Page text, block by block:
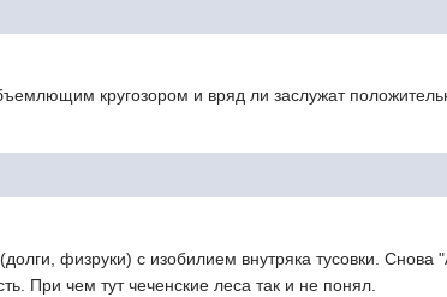
кругозором и вряд ли заслужат
физруки) с изобилием внутряка тусовки. Снова
При чем тут чеченские леса так и не понял.